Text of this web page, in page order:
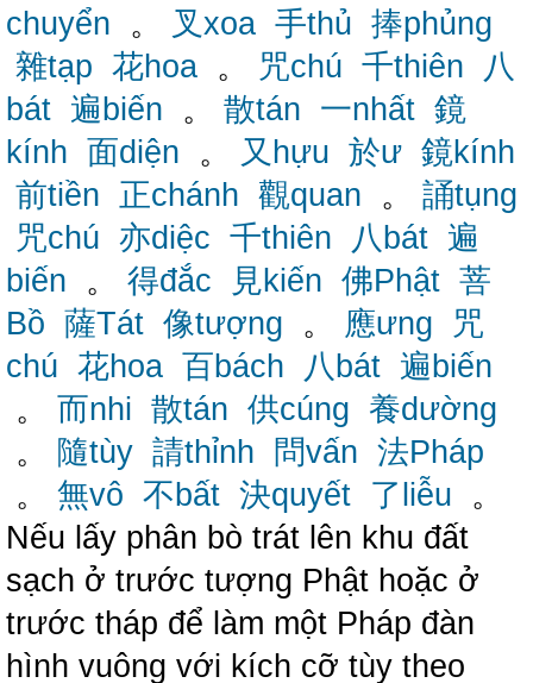
chuyển 。 叉xoa 手thủ 捧phủng
雜tạp 花hoa 。 咒chú 千thiên
八
bát 遍biến 。 散tán 一nhất 鏡
kính 面diện 。 又hựu 於ư 鏡kính
前tiền 正chánh 觀quan 。 誦tụng
咒chú 亦diệc 千thiên 八bát 遍
biến 。 得đắc 見kiến 佛Phật 菩
Bồ 薩Tát 像tượng 。 應ưng
咒
chú 花hoa 百bách 八bát 遍biến
。 而nhi 散tán 供cúng 養dường
。 隨tùy 請thỉnh 問vấn 法Pháp
。 無vô 不bất 決quyết 了liễu 。
Nếu lấy phân bò trát lên khu đất
sạch ở trước tượng Phật hoặc ở
trước tháp để làm một Pháp đàn
hình vuông với kích cỡ tùy theo